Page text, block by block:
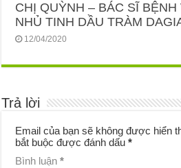
CHỊ QUỲNH – BÁC SĨ BỆNH
NHỦ TINH DẦU TRÀM
12/04/2020
Trả lời
Email của bạn sẽ không được hiển
bắt buộc được đánh dấu*
Bình luận*